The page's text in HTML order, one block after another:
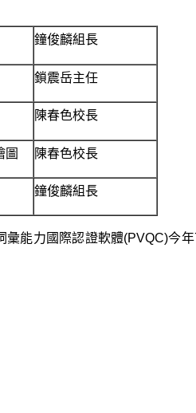
鐘俊麟組長
鎖震岳主任
陳春色校長
圖 陳春色校長
鐘俊麟組長
能力國際認證軟體(PVQC)今